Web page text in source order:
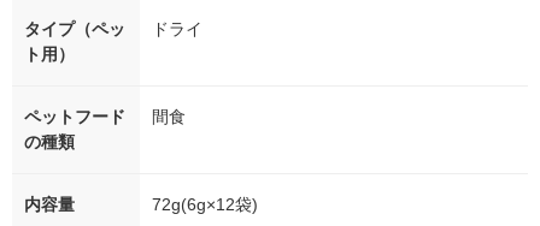
タイプ（ペッ
ト用）
ドライ
ペットフード
の種類
間食
内容量 72g(6g×12袋)